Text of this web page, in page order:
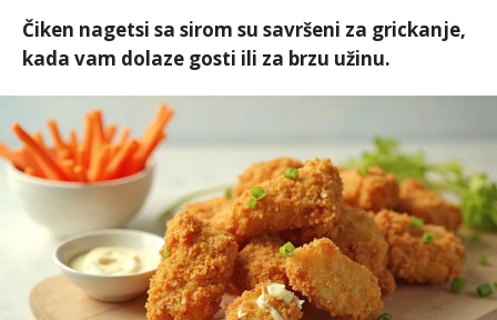
Čiken nagetsi sa sirom su savršeni za grickanje,
kada vam dolaze gosti ili za brzu užinu.